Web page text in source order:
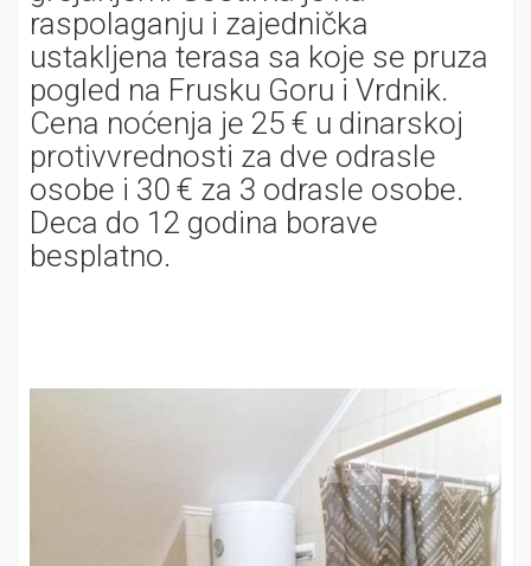
raspolaganju i zajednička
ustakljena terasa sa koje se pruza
pogled na Frusku Goru i Vrdnik.
Cena noćenja je 25 € u dinarskoj
protivvrednosti za dve odrasle
osobe i 30 € za 3 odrasle osobe.
Deca do 12 godina borave
besplatno.